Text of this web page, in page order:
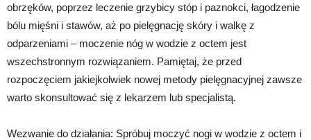
obrzęków, poprzez leczenie grzybicy stóp i paznokci, łagodzenie
bólu mięśni i stawów, aż po pielęgnację skóry i walkę z
odparzeniami – moczenie nóg w wodzie z octem jest
wszechstronnym rozwiązaniem. Pamiętaj, że przed
rozpoczęciem jakiejkolwiek nowej metody pielęgnacyjnej zawsze
warto skonsultować się z lekarzem lub specjalistą.
Wezwanie do działania: Spróbuj moczyć nogi w wodzie z octem i